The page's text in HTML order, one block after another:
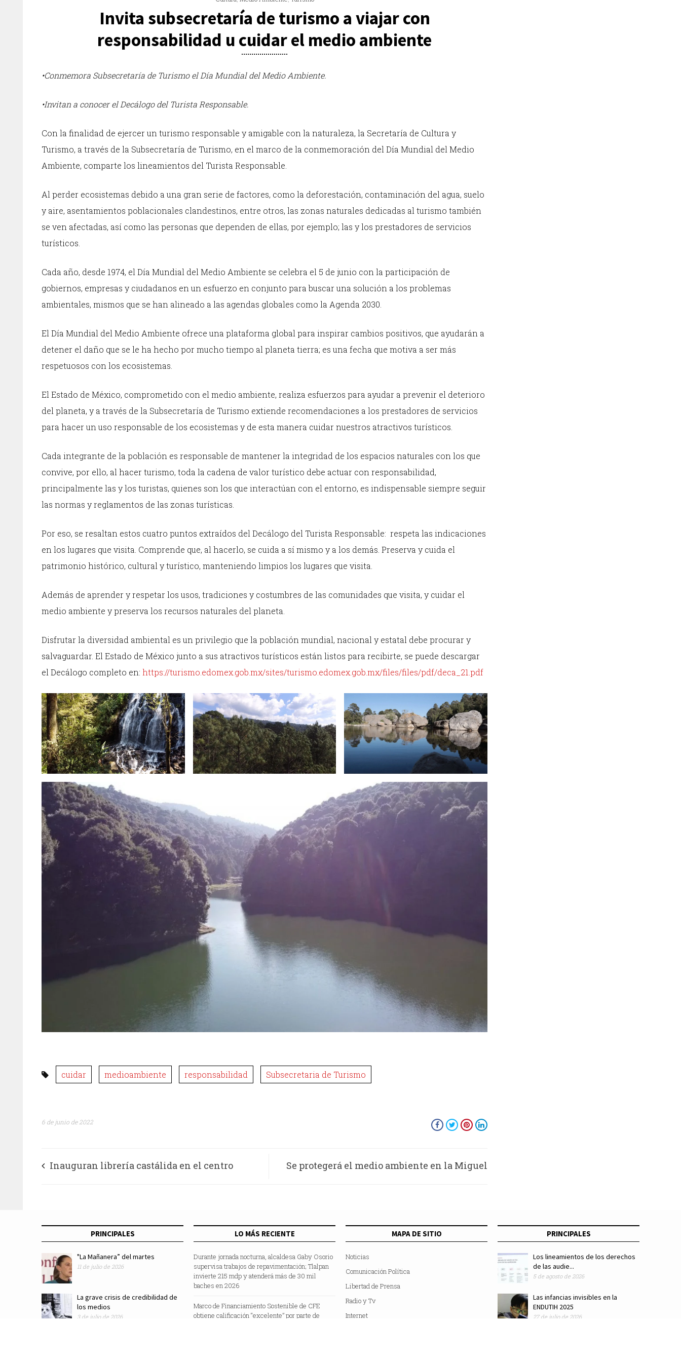
Invita subsecretaría de turismo a viajar con
responsabilidad u cuidar el medio ambiente
•Conmemora Subsecretaría de Turismo el Día Mundial del Medio Ambiente.
•Invitan a conocer el Decálogo del Turista Responsable.
Con la finalidad de ejercer un turismo responsable y amigable con la naturaleza, la Secretaría de Cultura y
Turismo, a través de la Subsecretaría de Turismo, en el marco de la conmemoración del Día Mundial del Medio
Ambiente, comparte los lineamientos del Turista Responsable.
Al perder ecosistemas debido a una gran serie de factores, como la deforestación, contaminación del agua, suelo
y aire, asentamientos poblacionales clandestinos, entre otros, las zonas naturales dedicadas al turismo también
se ven afectadas, así como las personas que dependen de ellas, por ejemplo; las y los prestadores de servicios
turísticos.
Cada año, desde 1974, el Día Mundial del Medio Ambiente se celebra el 5 de junio con la participación de
gobiernos, empresas y ciudadanos en un esfuerzo en conjunto para buscar una solución a los problemas
ambientales, mismos que se han alineado a las agendas globales como la Agenda 2030.
El Día Mundial del Medio Ambiente ofrece una plataforma global para inspirar cambios positivos, que ayudarán a
detener el daño que se le ha hecho por mucho tiempo al planeta tierra; es una fecha que motiva a ser más
respetuosos con los ecosistemas.
El Estado de México, comprometido con el medio ambiente, realiza esfuerzos para ayudar a prevenir el deterioro
del planeta, y a través de la Subsecretaría de Turismo extiende recomendaciones a los prestadores de servicios
para hacer un uso responsable de los ecosistemas y de esta manera cuidar nuestros atractivos turísticos.
Cada integrante de la población es responsable de mantener la integridad de los espacios naturales con los que
convive, por ello, al hacer turismo, toda la cadena de valor turístico debe actuar con responsabilidad,
principalmente las y los turistas, quienes son los que interactúan con el entorno, es indispensable siempre seguir
las normas y reglamentos de las zonas turísticas.
Por eso, se resaltan estos cuatro puntos extraídos del Decálogo del Turista Responsable: respeta las indicaciones
en los lugares que visita. Comprende que, al hacerlo, se cuida a sí mismo y a los demás. Preserva y cuida el
patrimonio histórico, cultural y turístico, manteniendo limpios los lugares que visita.
Además de aprender y respetar los usos, tradiciones y costumbres de las comunidades que visita, y cuidar el
medio ambiente y preserva los recursos naturales del planeta.
Disfrutar la diversidad ambiental es un privilegio que la población mundial, nacional y estatal debe procurar y
salvaguardar. El Estado de México junto a sus atractivos turísticos están listos para recibirte, se puede descargar
el Decálogo completo en: https://turismo.edomex.gob.mx/sites/turismo.edomex.gob.mx/files/files/pdf/deca_21.pdf
cuidar medioambiente responsabilidad Subsecretaria de Turismo
6 de junio de 2022
Inauguran librería castálida en el centro Se protegerá el medio ambiente en la Miguel
PRINCIPALES
"La Mañanera” del martes
11 de julio de 2026
La grave crisis de credibilidad de
los medios
3 de julio de 2026
LO MÁS RECIENTE
Durante jornada nocturna, alcaldesa Gaby Osorio
supervisa trabajos de repavimentación; Tlalpan
invierte 215 mdp y atenderá más de 30 mil
baches en 2026
Marco de Financiamiento Sostenible de CFE
obtiene calificación “excelente” por parte de
MAPA DE SITIO
Noticias
Comunicación Política
Libertad de Prensa
Radio y Tv
Internet
PRINCIPALES
Los lineamientos de los derechos
de las audie...
5 de agosto de 2026
Las infancias invisibles en la
ENDUTIH 2025
27 de julio de 2026